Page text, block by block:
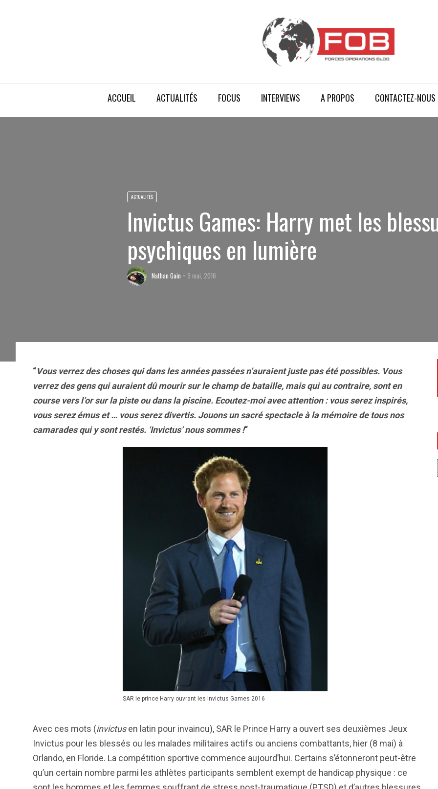
ACCUEIL ACTUALITÉS FOCUS INTERVIEWS A PROPOS CONTACTEZ-NOUS
ACTUALITÉS
Invictus Games: Harry met les
psychiques en lumière
Nathan Gain 9 mai, 2016
“Vous verrez des choses qui dans les années passéesn’auraient justepas été possibles. Vous
verrez des gens qui auraient dû mourir sur le champ de bataille, mais qui au contraire, sont en
course versl’or sur la piste ou dans la piscine. Ecoutez-moi avec attention : vous serez inspirés,
vous serez émuset … vous serez divertis. Jouons un sacréspectacle à la mémoire de tous nos
camarades qui y sont restés. ‘Invictus’ nous sommes !“
SAR le prince Harry ouvrant les Invictus Games 2016
Avec ces mots (invictusen latin pour invaincu), SAR le Prince Harry a ouvert ses deuxièmes Jeux
Invictus pour les blessés ou les malades militaires actifs ou anciens combattants, hier (8 mai) à
Orlando, en Floride. La compétition sportive commence aujourd’hui. Certains s’étonneront peut-être
qu’un certain nombre parmi les athlètes participants semblent exempt de handicap physique : ce